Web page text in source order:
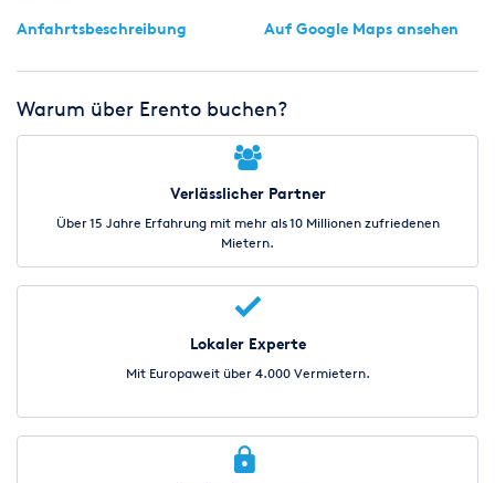
Anfahrtsbeschreibung Auf Google Maps ansehen
Warum über Erento buchen?
Verlässlicher Partner
Über 15 Jahre Erfahrung mit mehr als 10 Millionen zufriedenen
Mietern.
Lokaler Experte
Mit Europaweit über 4.000 Vermietern.